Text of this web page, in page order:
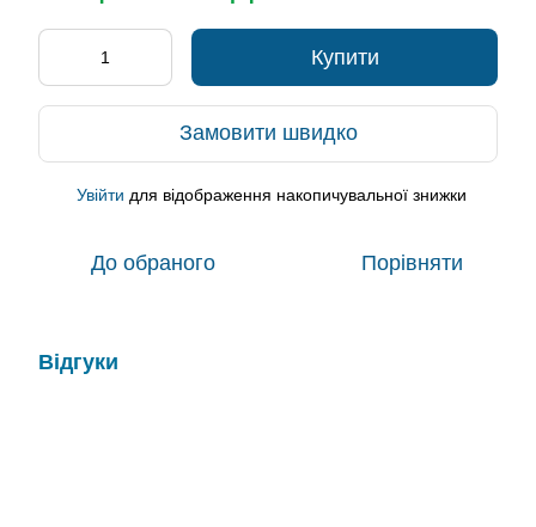
Купити
Замовити швидко
Увійти для відображення накопичувальної знижки
До обраного Порівняти
Відгуки